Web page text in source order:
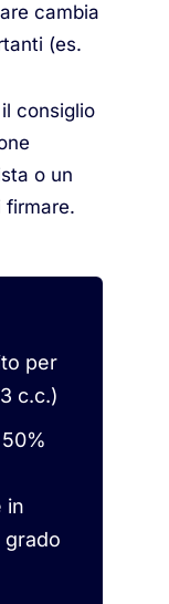
cambia
(es.
consiglio
o un
firmare.
per
c.c.)
in
grado